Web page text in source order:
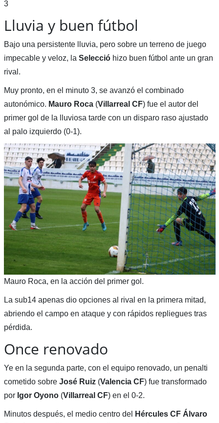
3
Lluvia y buen fútbol
Bajo una persistente lluvia, pero sobre un terreno de juego
impecable y veloz, la Seleccióhizo buen fútbol ante un gran
rival.
Muy pronto, en el minuto 3, se avanzó el combinado
autonómico. Mauro Roca(Villarreal CF) fue el autor del
primer gol de la lluviosa tarde con un disparo raso ajustado
al palo izquierdo (0-1).
Mauro Roca, en la acción del primer gol.
La sub14 apenas dio opciones al rival en la primera mitad,
abriendo el campo en ataque y con rápidos repliegues tras
pérdida.
Once renovado
Ye en la segunda parte, con el equipo renovado, un penalti
cometido sobre José Ruiz(Valencia CF) fue transformado
por Igor Oyono(Villarreal CF) en el 0-2.
Minutos después, el medio centro del
Hércules CF Álvaro